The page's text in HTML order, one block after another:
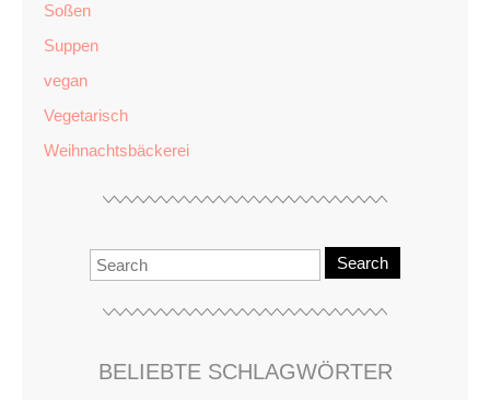
Soßen
Suppen
vegan
Vegetarisch
Weihnachtsbäckerei
Search
BELIEBTE SCHLAGWÖRTER